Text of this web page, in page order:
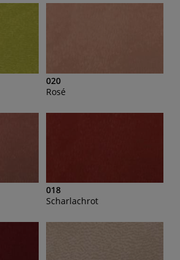
020
Rosé
018
Scharlachrot